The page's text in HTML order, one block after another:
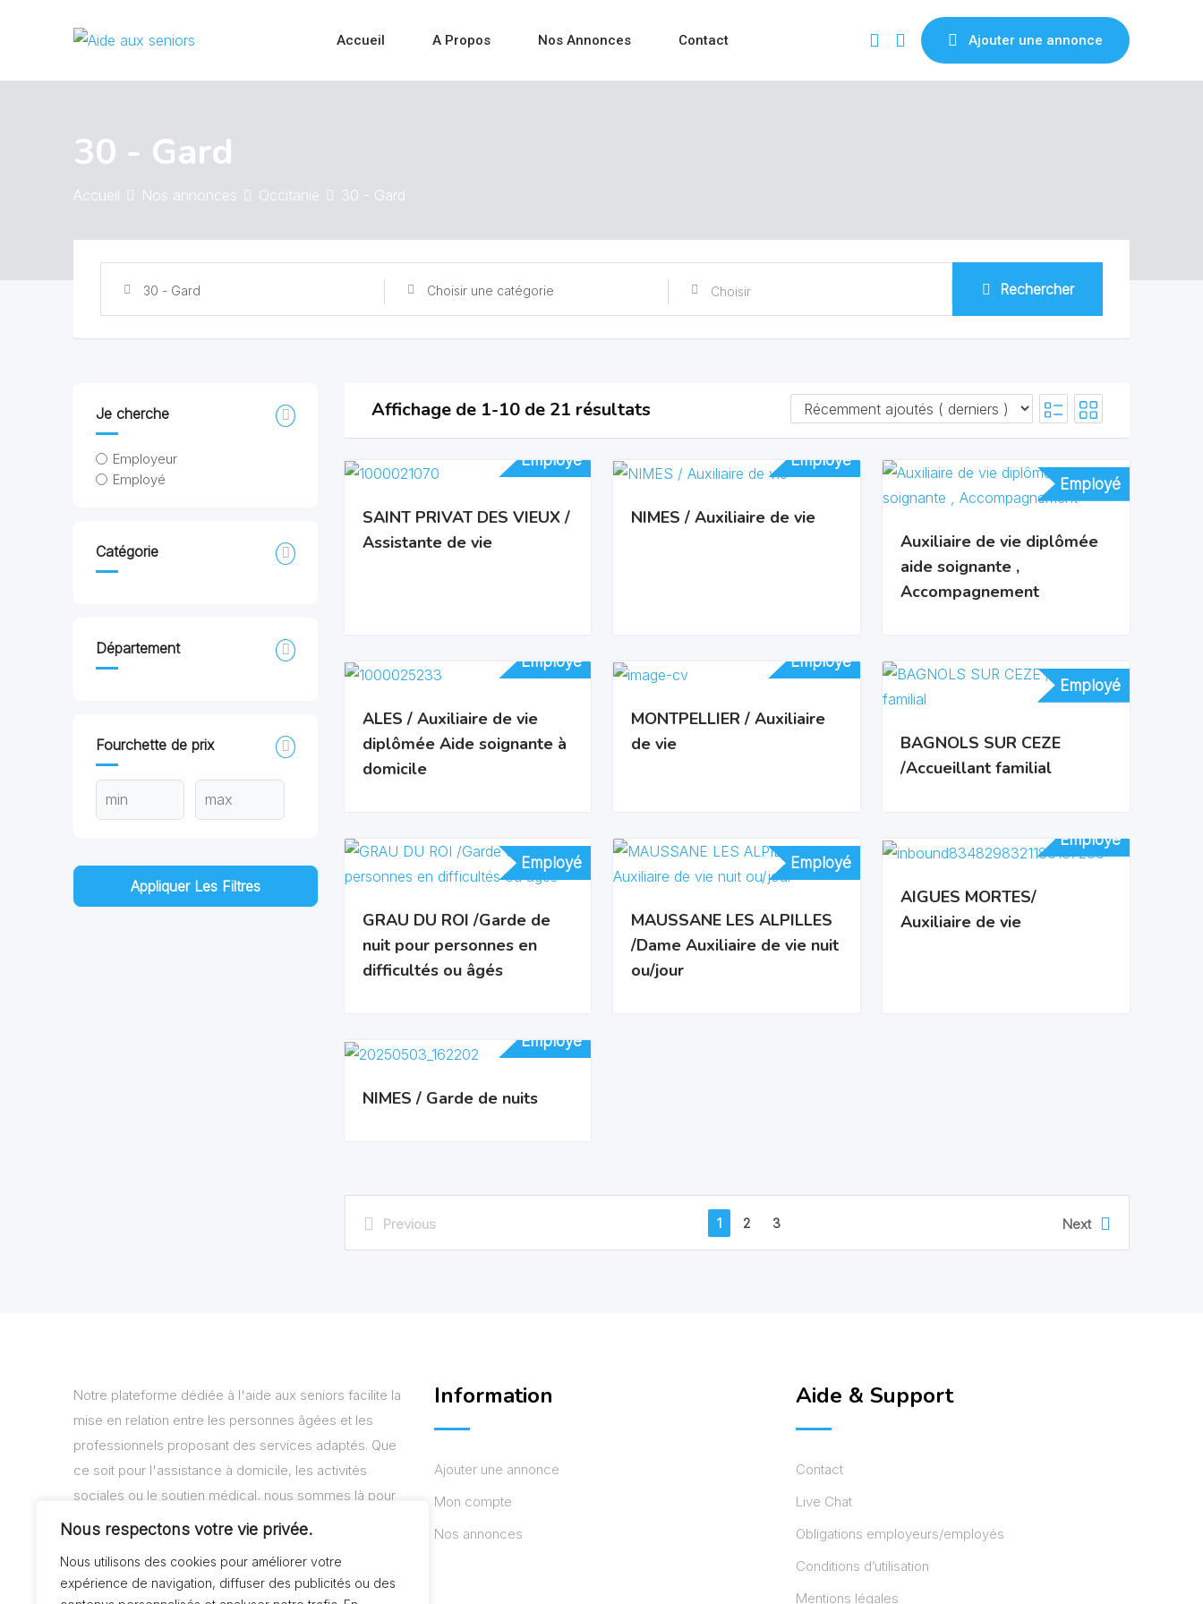
Nous respectons votre vie privée.
Nous utilisons des cookies pour améliorer votre
expérience de navigation, diffuser des publicités ou des
Accueil A Propos Nos Annonces Contact Ajouter une annonce
30 - Gard
Accueil Nos annonces Occitanie 30 - Gard
30 - Gard Choisir une catégorie Choisir Rechercher
Je cherche
Employeur
Employé
Catégorie
Département
Fourchette de prix
Appliquer Les Filtres
Affichage de 1-10 de 21 résultats
Employé
Employé
SAINT PRIVAT DES VIEUX /
Assistante de vie
Employé
Employé
NIMES / Auxiliaire de vie
Employé
Employé
Auxiliaire de vie diplômée
aide soignante ,
Accompagnement
Employé
Employé
ALES / Auxiliaire de vie
diplômée Aide soignante à
domicile
Employé
Employé
MONTPELLIER / Auxiliaire
de vie
Employé
Employé
BAGNOLS SUR CEZE
/Accueillant familial
Employé
Employé
GRAU DU ROI /Garde de
nuit pour personnes en
difficultés ou âgés
Employé
Employé
MAUSSANE LES ALPILLES
/Dame Auxiliaire de vie nuit
ou/jour
Employé
Employé
AIGUES MORTES/
Auxiliaire de vie
Employé
Employé
NIMES / Garde de nuits
Previous 1 2 3 Next
Notre plateforme dédiée à l'aide aux seniors facilite la
mise en relation entre les personnes âgées et les
professionnels proposant des services adaptés. Que
ce soit pour l'assistance à domicile, les activités
sociales ou le soutien médical, nous sommes là pour
vous aider à trouver les solutions adaptées à vos
Information
Ajouter une annonce
Mon compte
Nos annonces
Aide & Support
Contact
Live Chat
Obligations employeurs/employés
Conditions d’utilisation
Mentions légales